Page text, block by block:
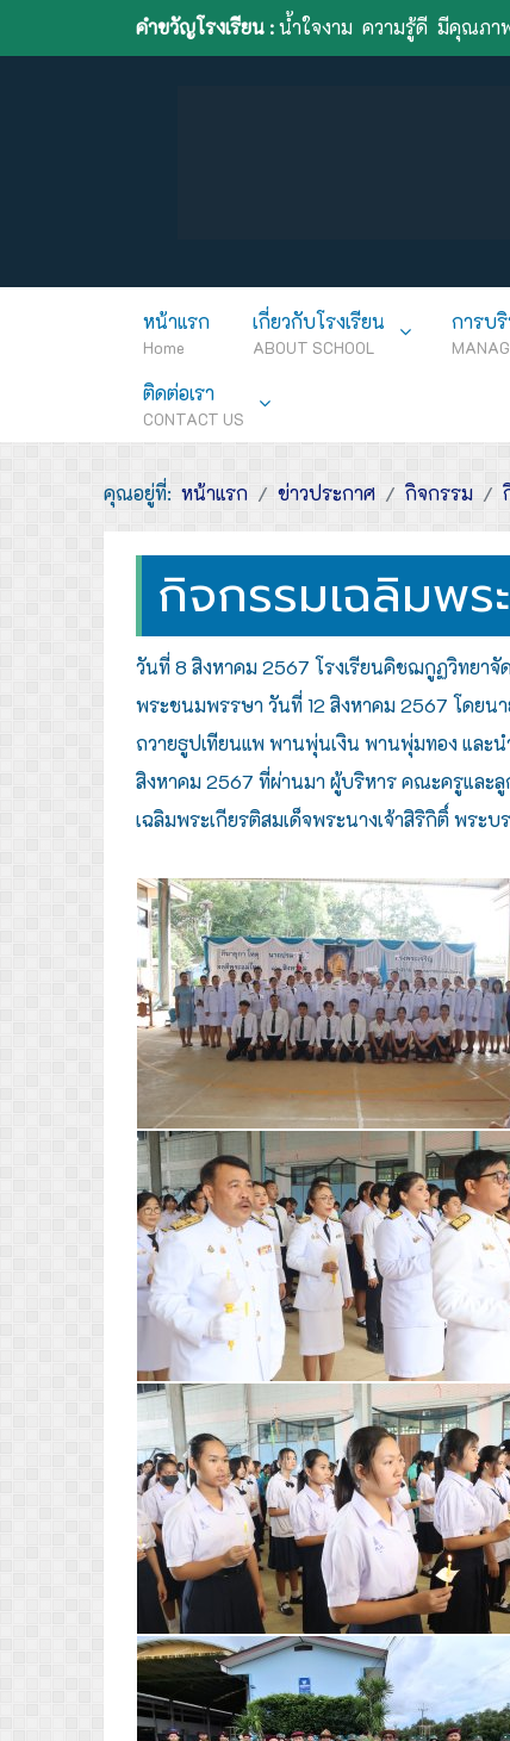
คำขวัญโรงเรียน :น้ำใจงาม ความรู้ดี มีคุณภา
หน้าแรก
Home
เกี่ยวกับโรงเรียน
ABOUT SCHOOL
การบ
ติดต่อเรา
CONTACT US
คุณอยู่ที่: หน้าแรก ข่าวประกาศ กิจกรรม
กิจกรรมเฉลิมพร
วันที่ 8 สิงหาคม 2567 โรงเรียนคิชฌกูฏวิทยาจั
พระชนมพรรษา วันที่ 12 สิงหาคม 2567 โดยน
ถวายธูปเทียนแพ พานพุ่นเงิน พานพุ่มทอง และ
สิงหาคม 2567 ที่ผ่านมาผู้บริหาร คณะครูและลู
เฉลิมพระเกียรติสมเด็จพระนางเจ้าสิริกิติ์ พร